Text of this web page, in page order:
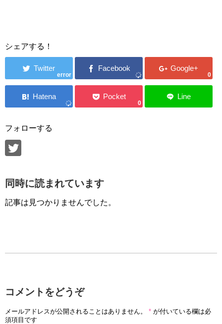
シェアする！
error 0
0
フォローする
同時に読まれています
記事は見つかりませんでした。
コメントをどうぞ
メールアドレスが公開されることはありません。 * が付いている欄は必
須項目です